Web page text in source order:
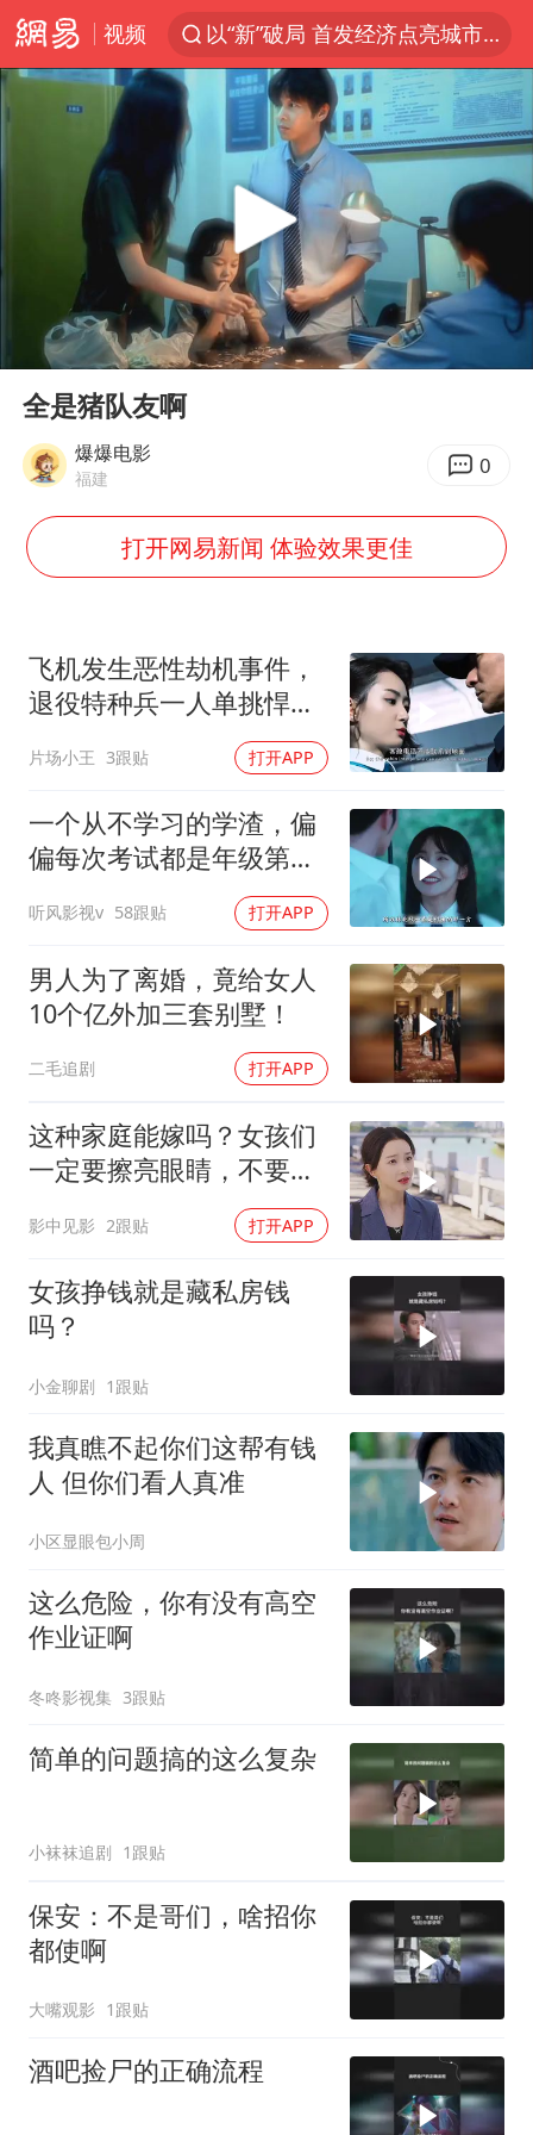
视频
以“新”破局 首发经济点亮城市消费活力
中方回应是否在太平洋海底开采稀土
宇树科技发行价格150.80元/股
外交部发言人就广岛核爆81周年等答记者问
吉林一“温度计大楼”读数爆表
台风白海豚影响中国已成定局
法国下周开始禁止未经同意的电话营销
多地要求领导干部带头休假
中国“五箭齐发”反制美国
女子利用漏洞0元薅走3000多件家电
郑国霖回应去景区上班被保安拦下
感觉全东北都在等7号
80后女柜员逆袭成4200亿银行副行长
奋进开新局 实干挑大梁
Play
00:00 00:22
全是猪队友啊
爆爆电影
福建 0
打开网易新闻 体验效果更佳
飞机发生恶性劫机事件，
退役特种兵一人单挑悍匪
片场小王 3跟贴 打开APP
一个从不学习的学渣，偏
偏每次考试都是年级第
听风影视v 58跟贴 打开APP
男人为了离婚，竟给女人
10个亿外加三套别墅！
二毛追剧 打开APP
这种家庭能嫁吗？女孩们
一定要擦亮眼睛，不要做
影中见影 2跟贴 打开APP
女孩挣钱就是藏私房钱
吗？
小金聊剧 1跟贴
我真瞧不起你们这帮有钱
人 但你们看人真准
小区显眼包小周
这么危险，你有没有高空
作业证啊
冬咚影视集 3跟贴
简单的问题搞的这么复杂
小袜袜追剧 1跟贴
保安：不是哥们，啥招你
都使啊
大嘴观影 1跟贴
酒吧捡尸的正确流程